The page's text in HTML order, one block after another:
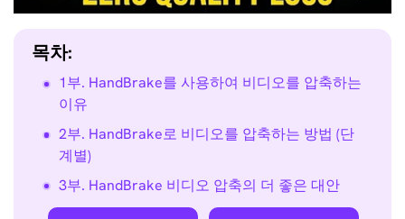
목차:
1부. HandBrake를 사용하여 비디오를 압축하는
이유
2부. HandBrake로 비디오를 압축하는 방법 (단
계별)
3부. HandBrake 비디오 압축의 더 좋은 대안